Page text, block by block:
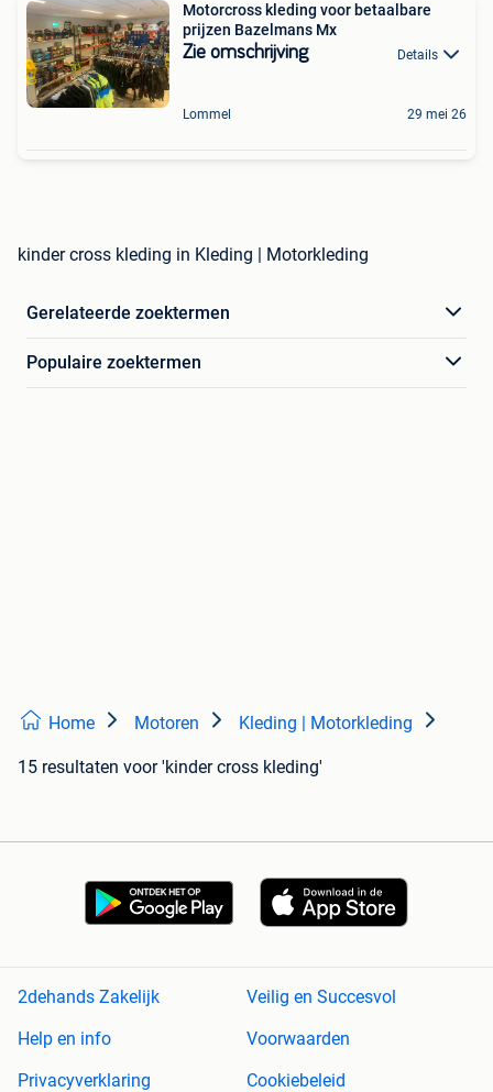
Motorcross kleding voor betaalbare
prijzen Bazelmans Mx
Zie omschrijving Details
Lommel 29 mei 26
kinder cross kleding in Kleding | Motorkleding
Gerelateerde zoektermen
Populaire zoektermen
Home Motoren Kleding | Motorkleding
15 resultaten voor 'kinder cross kleding'
2dehands Zakelijk
Veilig en Succesvol
Help en info
Voorwaarden
Privacyverklaring
Cookiebeleid